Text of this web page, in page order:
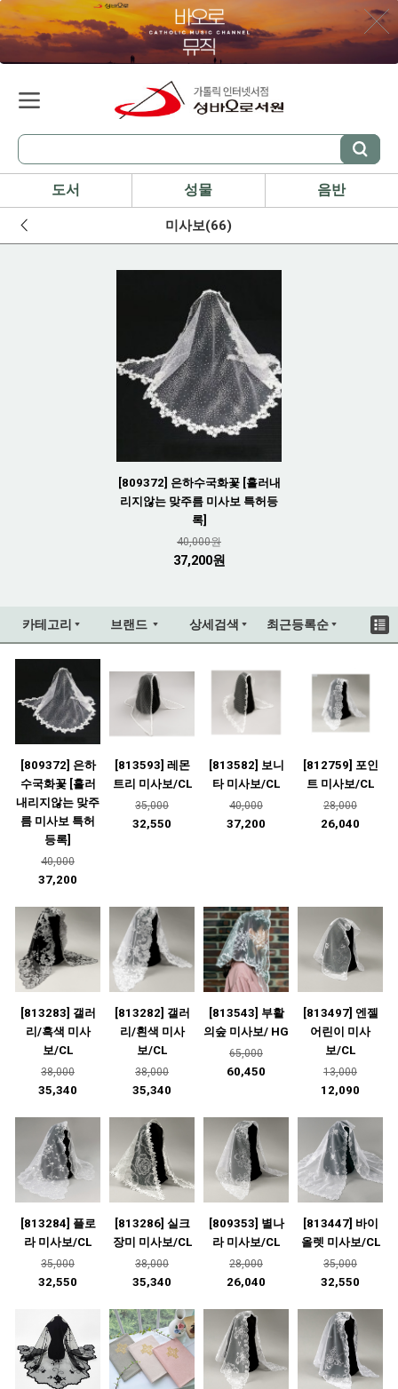
도서 성물 음반
미사보(66)
[809372] 은하수국화꽃 [흘러내
리지않는 맞주름 미사보 특허등
록]
40,000원
37,200원
카테고리 브랜드 상세검색 최근등록순
[809372] 은하
수국화꽃 [흘러
내리지않는 맞주
름 미사보 특허
등록]
40,000
37,200
[813593] 레몬
트리 미사보/CL
35,000
32,550
[813582] 보니
타 미사보/CL
40,000
37,200
[812759] 포인
트 미사보/CL
28,000
26,040
[813283] 갤러
리/흑색 미사
보/CL
38,000
35,340
[813282] 갤러
리/흰색 미사
보/CL
38,000
35,340
[813543] 부활
의숲 미사보/ HG
65,000
60,450
[813497] 엔젤
어린이 미사
보/CL
13,000
12,090
[813284] 플로
라 미사보/CL
35,000
32,550
[813286] 실크
장미 미사보/CL
38,000
35,340
[809353] 별나
라 미사보/CL
28,000
26,040
[813447] 바이
올렛 미사보/CL
35,000
32,550